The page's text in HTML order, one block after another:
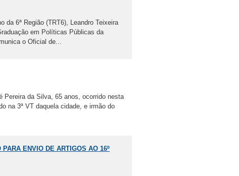
da 6ª Região (TRT6), Leandro Teixeira
em Políticas Públicas da
o Oficial de...
Pereira da Silva, 65 anos, ocorrido nesta
na 3ª VT daquela cidade, e irmão do
ENVIO DE ARTIGOS AO 16º